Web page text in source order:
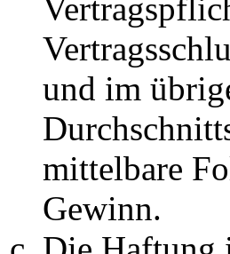
und im
mittelbare
Gewinn.